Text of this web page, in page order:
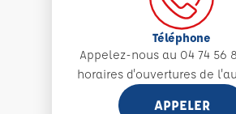
Téléphone
Appelez-nous au 04 74 56
horaires d'ouvertures de
APPELER